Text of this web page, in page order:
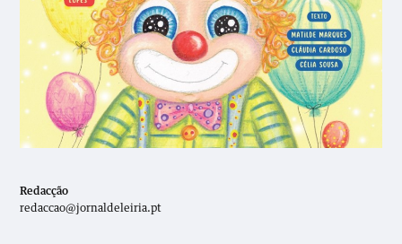
Redacção
redaccao@jornaldeleiria.pt